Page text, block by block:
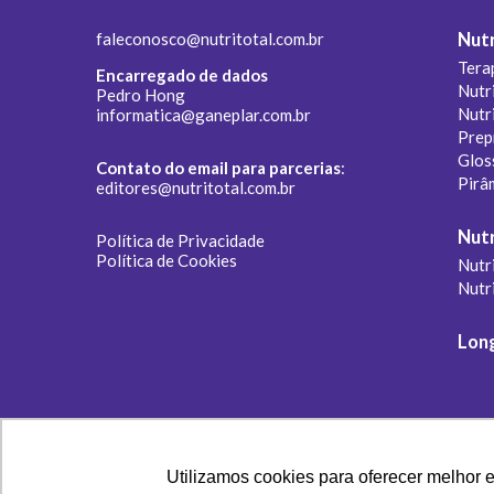
Utilizamos cookies para oferecer melhor
faleconosco@nutritotal.com.br
Encarregado de dados
Pedro Hong
informatica@ganeplar.com.br
Contato do email para parcerias:
editores@nutritotal.com.br
Política de Privacidade
Política de Cookies